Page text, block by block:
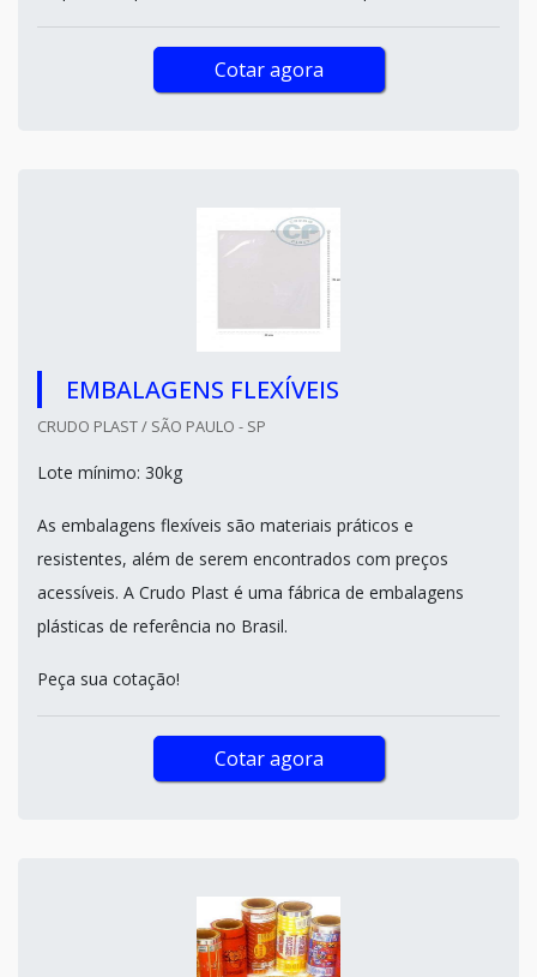
Cotar agora
EMBALAGENS FLEXÍVEIS
CRUDO PLAST / SÃO PAULO - SP
Lote mínimo: 30kg
As embalagens flexíveis são materiais práticos e
resistentes, além de serem encontrados com preços
acessíveis. A Crudo Plast é uma fábrica de embalagens
plásticas de referência no Brasil.
Peça sua cotação!
Cotar agora